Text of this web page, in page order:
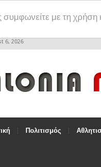
συμφωνείτε με τη
6, 2026
Πολιτισμός